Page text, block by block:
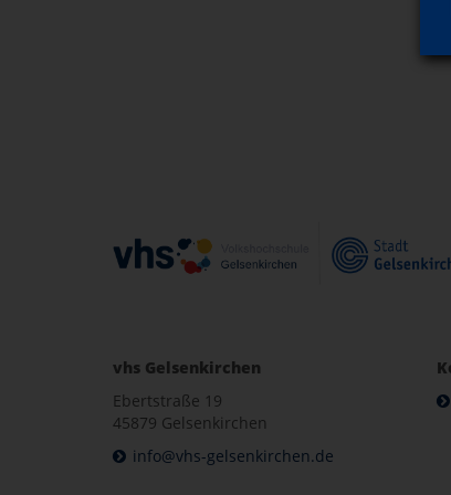
vhs Gelsenkirchen
Ebertstraße 19
45879 Gelsenkirchen
info@vhs-gelsenkirchen.de